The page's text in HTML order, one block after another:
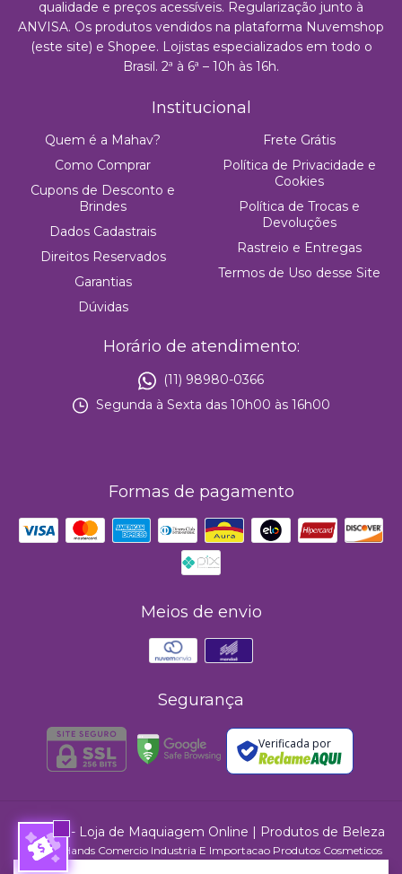
qualidade e preços acessíveis. Regularização junto à
ANVISA. Os produtos vendidos na plataforma Nuvemshop
(este site) e Shopee. Lojistas especializados em todo o
Brasil. 2ª à 6ª – 10h às 16h.
Institucional
Quem é a Mahav?
Como Comprar
Cupons de Desconto e
Brindes
Dados Cadastrais
Direitos Reservados
Garantias
Dúvidas
Frete Grátis
Política de Privacidade e
Cookies
Política de Trocas e
Devoluções
Rastreio e Entregas
Termos de Uso desse Site
Horário de atendimento:
(11) 98980-0366
Segunda à Sexta das 10h00 às 16h00
Formas de pagamento
Meios de envio
Segurança
Verificada por
MAHAV - Loja de Maquiagem Online | Produtos de Beleza
©2026. Hands Comercio Industria E Importacao Produtos Cosmeticos
Ltda - 24416202000187. Todos os direitos reservados.